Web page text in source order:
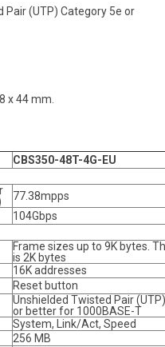
Pair (UTP) Category 5e or
x 44 mm.
CBS350-48T-4G-EU
77.38mpps
104Gbps
Frame sizes up to 9K bytes.
is 2K bytes
16K addresses
Reset button
Unshielded Twisted Pair
or better for 1000BASE-T
System, Link/Act, Speed
256 MB